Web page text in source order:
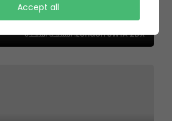
Railway Station, Charing Cross,
London SW1A 2DX، المملكة المتحدة
Accept all